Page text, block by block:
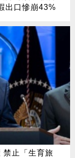
出口慘崩43%
禁止「生育旅